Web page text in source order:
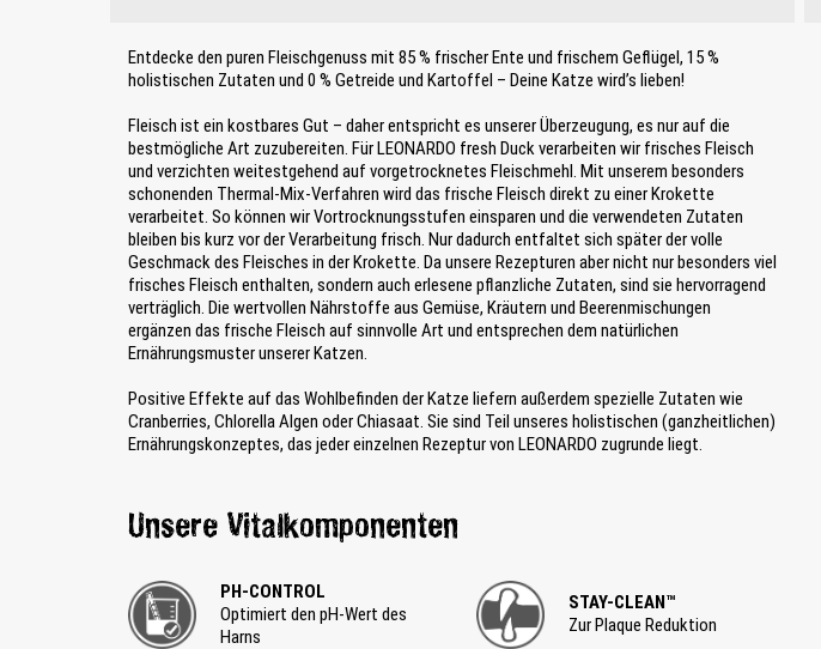
Entdecke den puren Fleischgenuss mit 85 % frischer Ente und frischem Geflügel, 15 %
holistischen Zutaten und 0 % Getreide und Kartoffel – Deine Katze wird’s lieben!
Fleisch ist ein kostbares Gut – daher entspricht es unserer Überzeugung, es nur auf die
bestmögliche Art zuzubereiten. Für LEONARDO fresh Duck verarbeiten wir frisches Fleisch
und verzichten weitestgehend auf vorgetrocknetes Fleischmehl. Mit unserem besonders
schonenden Thermal-Mix-Verfahren wird das frische Fleisch direkt zu einer Krokette
verarbeitet. So können wir Vortrocknungsstufen einsparen und die verwendeten Zutaten
bleiben bis kurz vor der Verarbeitung frisch. Nur dadurch entfaltet sich später der volle
Geschmack des Fleisches in der Krokette. Da unsere Rezepturen aber nicht nur besonders viel
frisches Fleisch enthalten, sondern auch erlesene pflanzliche Zutaten, sind sie hervorragend
verträglich. Die wertvollen Nährstoffe aus Gemüse, Kräutern und Beerenmischungen
ergänzen das frische Fleisch auf sinnvolle Art und entsprechen dem natürlichen
Ernährungsmuster unserer Katzen.
Positive Effekte auf das Wohlbefinden der Katze liefern außerdem spezielle Zutaten wie
Cranberries, Chlorella Algen oder Chiasaat. Sie sind Teil unseres holistischen (ganzheitlichen)
Ernährungskonzeptes, das jeder einzelnen Rezeptur von LEONARDO zugrunde liegt.
Unsere Vitalkomponenten
PH-CONTROL
Optimiert den pH-Wert des
Harns
STAY-CLEAN™
Zur Plaque Reduktion